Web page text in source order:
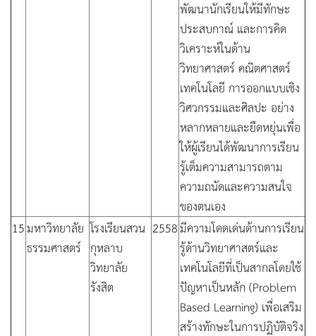
พัฒนานักเรียนให้มีทักษะ
ประสบกาณ์ และการคิด
วิเคราะห์ในด้าน
วิทยาศาสตร์ คณิตศาสตร์
เทคโนโลยี การออกแบบเชิง
วิศวกรรมและศิลปะ อย่าง
หลากหลายและยืดหยุ่นเพื่อ
ให้ผู้เรียนได้พัฒนาการเรียน
รู้เต็มความสามารถตาม
ความถนัดและความสนใจ
ของตนเอง
15มหาวิทยาลัย
ธรรมศาสตร์
โรงเรียนสวน
กุหลาบ
วิทยาลัย
รังสิต
2558มีความโดดเด่นด้านการเรียน
รู้ด้านวิทยาศาสตร์และ
เทคโนโลยีที่เป็นสากลโดยใช้
ปัญหาเป็นหลัก (Problem
Based Learning) เพื่อเสริม
สร้างทักษะในการปฏิบัติจริง